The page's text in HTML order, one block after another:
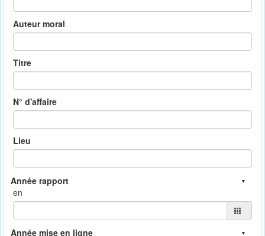
Auteur moral
Titre
N° d'affaire
Lieu
en